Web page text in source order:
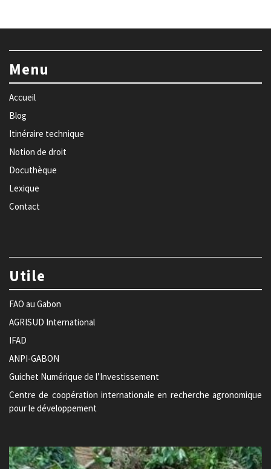
Menu
Accueil
Blog
Itinéraire technique
Notion de droit
Docuthèque
Lexique
Contact
Utile
FAO au Gabon
AGRISUD International
IFAD
ANPI-GABON
Guichet Numérique de l’Investissement
Centre de coopération internationale en recherche agronomique
pour le développement